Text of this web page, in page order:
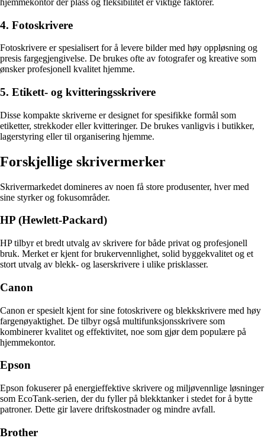
hjemmekontor der plass og fleksibilitet er viktige faktorer.
4. Fotoskrivere
Fotoskrivere er spesialisert for å levere bilder med høy oppløsning og
presis fargegjengivelse. De brukes ofte av fotografer og kreative som
ønsker profesjonell kvalitet hjemme.
5. Etikett- og kvitteringsskrivere
Disse kompakte skriverne er designet for spesifikke formål som
etiketter, strekkoder eller kvitteringer. De brukes vanligvis i butikker,
lagerstyring eller til organisering hjemme.
Forskjellige skrivermerker
Skrivermarkedet domineres av noen få store produsenter, hver med
sine styrker og fokusområder.
HP (Hewlett-Packard)
HP tilbyr et bredt utvalg av skrivere for både privat og profesjonell
bruk. Merket er kjent for brukervennlighet, solid byggekvalitet og et
stort utvalg av blekk- og laserskrivere i ulike prisklasser.
Canon
Canon er spesielt kjent for sine fotoskrivere og blekkskrivere med høy
fargenøyaktighet. De tilbyr også multifunksjonsskrivere som
kombinerer kvalitet og effektivitet, noe som gjør dem populære på
hjemmekontor.
Epson
Epson fokuserer på energieffektive skrivere og miljøvennlige løsninger
som EcoTank-serien, der du fyller på blekktanker i stedet for å bytte
patroner. Dette gir lavere driftskostnader og mindre avfall.
Brother